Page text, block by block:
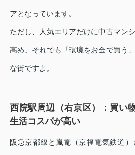
アとなっています。
ただし、人気エリアだけに中古マン
高め。それでも「環境をお金で買う
な街ですよ。
西院駅周辺（右京区）：買い
生活コスパが高い
阪急京都線と嵐電（京福電気鉄道